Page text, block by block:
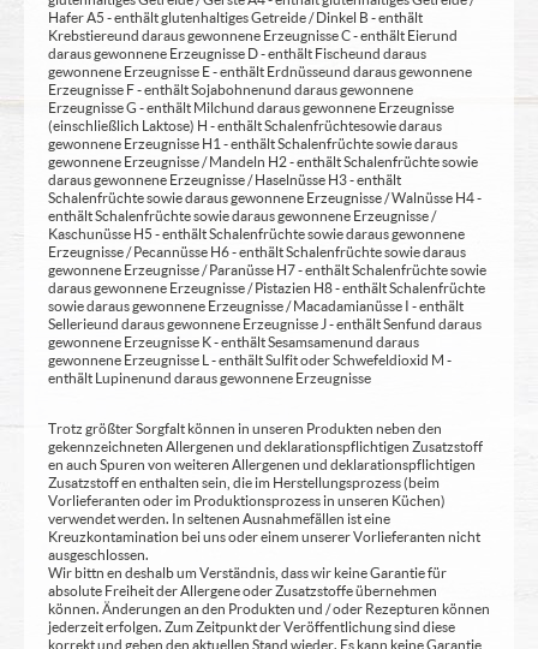
Hafer A5 - enthält glutenhaltiges Getreide / Dinkel B - enthält
Krebstiere und daraus gewonnene Erzeugnisse C - enthält Eier und
daraus gewonnene Erzeugnisse D - enthält Fische und daraus
gewonnene Erzeugnisse E - enthält Erdnüsse und daraus gewonnene
Erzeugnisse F - enthält Sojabohnen und daraus gewonnene
Erzeugnisse G - enthält Milch und daraus gewonnene Erzeugnisse
(einschließlich Laktose) H - enthält Schalenfrüchte sowie daraus
gewonnene Erzeugnisse H1 - enthält Schalenfrüchte sowie daraus
gewonnene Erzeugnisse / Mandeln H2 - enthält Schalenfrüchte sowie
daraus gewonnene Erzeugnisse / Haselnüsse H3 - enthält
Schalenfrüchte sowie daraus gewonnene Erzeugnisse / Walnüsse H4 -
enthält Schalenfrüchte sowie daraus gewonnene Erzeugnisse /
Kaschunüsse H5 - enthält Schalenfrüchte sowie daraus gewonnene
Erzeugnisse / Pecannüsse H6 - enthält Schalenfrüchte sowie daraus
gewonnene Erzeugnisse / Paranüsse H7 - enthält Schalenfrüchte sowie
daraus gewonnene Erzeugnisse / Pistazien H8 - enthält Schalenfrüchte
sowie daraus gewonnene Erzeugnisse / Macadamianüsse I - enthält
Sellerie und daraus gewonnene Erzeugnisse J - enthält Senf und daraus
gewonnene Erzeugnisse K - enthält Sesamsamen und daraus
gewonnene Erzeugnisse L - enthält Sulfit oder Schwefeldioxid M -
enthält Lupinen und daraus gewonnene Erzeugnisse
Trotz größter Sorgfalt können in unseren Produkten neben den
gekennzeichneten Allergenen und deklarationspflichtigen Zusatzstoff
en auch Spuren von weiteren Allergenen und deklarationspflichtigen
Zusatzstoff en enthalten sein, die im Herstellungsprozess (beim
Vorlieferanten oder im Produktionsprozess in unseren Küchen)
verwendet werden. In seltenen Ausnahmefällen ist eine
Kreuzkontamination bei uns oder einem unserer Vorlieferanten nicht
ausgeschlossen.
Wir bittn en deshalb um Verständnis, dass wir keine Garantie für
absolute Freiheit der Allergene oder Zusatzstoffe übernehmen
können. Änderungen an den Produkten und / oder Rezepturen können
jederzeit erfolgen. Zum Zeitpunkt der Veröffentlichung sind diese
korrekt und geben den aktuellen Stand wieder. Es kann keine Garantie